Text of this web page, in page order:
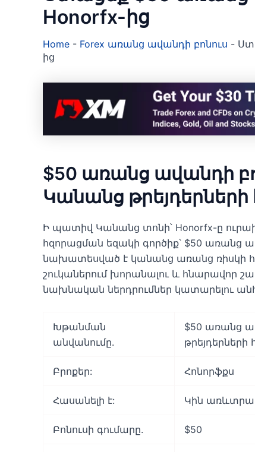
Honorfx-ից
Home - Forex առանց ավանդի բոնուս -
ից
$50 առանց ավանդի
Կանանց թրեյդերների
Ի պատիվ Կանանց տոնի՝ Honorfx-ը ուրախ
հզորացման եզակի գործիք՝ $50 առանց
նախատեսված է կանանց առանց ռիսկի
շուկաներում խորանալու և հնարավոր
նախնական ներդրումներ կատարելու
Խթանման
անվանումը.
$50 առանց
թրեյդերների
Բրոքեր: Հոնորֆքս
Հասանելի է: Կին
Բոնուսի գումարը. $50